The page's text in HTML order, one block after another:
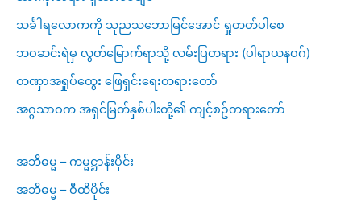
သင်္ခါရလောကကို သုညသဘောမြင်အောင် ရှုတတ်ပါစေ
ဘဝဆင်းရဲမှ လွတ်မြောက်ရာသို့ လမ်းပြတရား (ပါရာယနဝဂ်)
တဏှာအရှုပ်ထွေး ဖြေရှင်းရေးတရားတော်
အဂ္ဂသာဝက အရှင်မြတ်နှစ်ပါးတို့၏ ကျင့်စဥ်တရားတော်
အဘိဓမ္မ – ကမ္မဋ္ဌာန်းပိုင်း
အဘိဓမ္မ – ဝီထိပိုင်း